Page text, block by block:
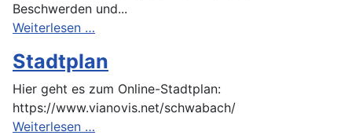
Beschwerden und...
Weiterlesen …
Stadtplan
Hier geht es zum Online-Stadtplan:
https://www.vianovis.net/schwabach/
Weiterlesen …